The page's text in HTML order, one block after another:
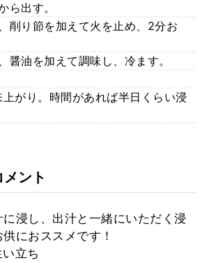
ら出す。
削り節を加えて火を止め、2分お
醤油を加えて調味し、冷ます。
がり。時間があれば半日くらい浸
ント
浸し、出汁と一緒にいただく浸
におススメです！
立ち